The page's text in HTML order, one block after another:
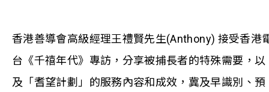
香港善導會高級經理王禮賢先生(Anthony) 接受香港
台《千禧年代》專訪，分享被捕長者的特殊需要，以
及「耆望計劃」的服務內容和成效，冀及早識別、預